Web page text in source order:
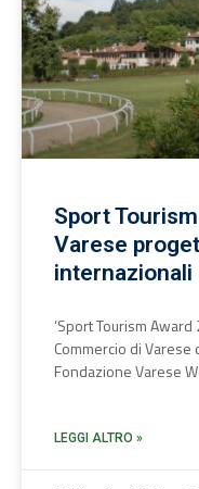
Sport
Varese
internazionali
‘Sport Tourism
Commercio di
Fondazione Varese
LEGGI ALTRO »